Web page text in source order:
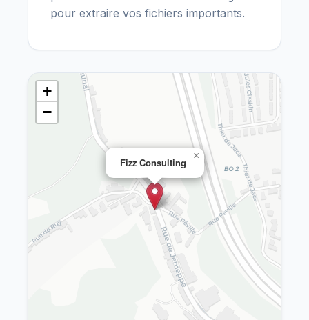
pour extraire vos fichiers importants.
Fizz Consulting
×
+
−